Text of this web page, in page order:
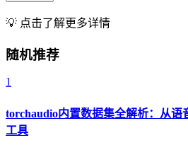
💡 点击了解更多详情
随机推荐
1
torchaudio内置数据集全解析：从语
工具